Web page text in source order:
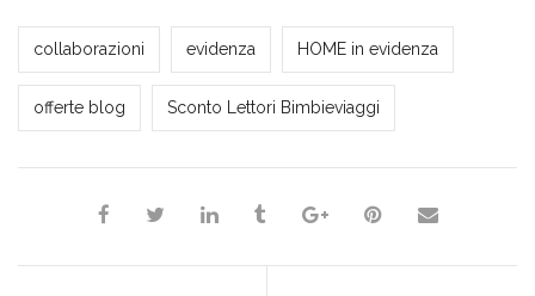
Milena Marchioni
collaborazioni
evidenza HOME in evidenza
offerte blog Sconto Lettori Bimbieviaggi